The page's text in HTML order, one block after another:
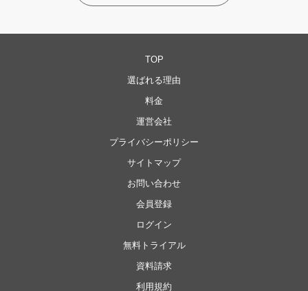
TOP
選ばれる理由
料金
運営会社
プライバシーポリシー
サイトマップ
お問い合わせ
会員登録
ログイン
無料トライアル
資料請求
利用規約